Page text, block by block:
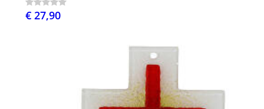
€ 27,90